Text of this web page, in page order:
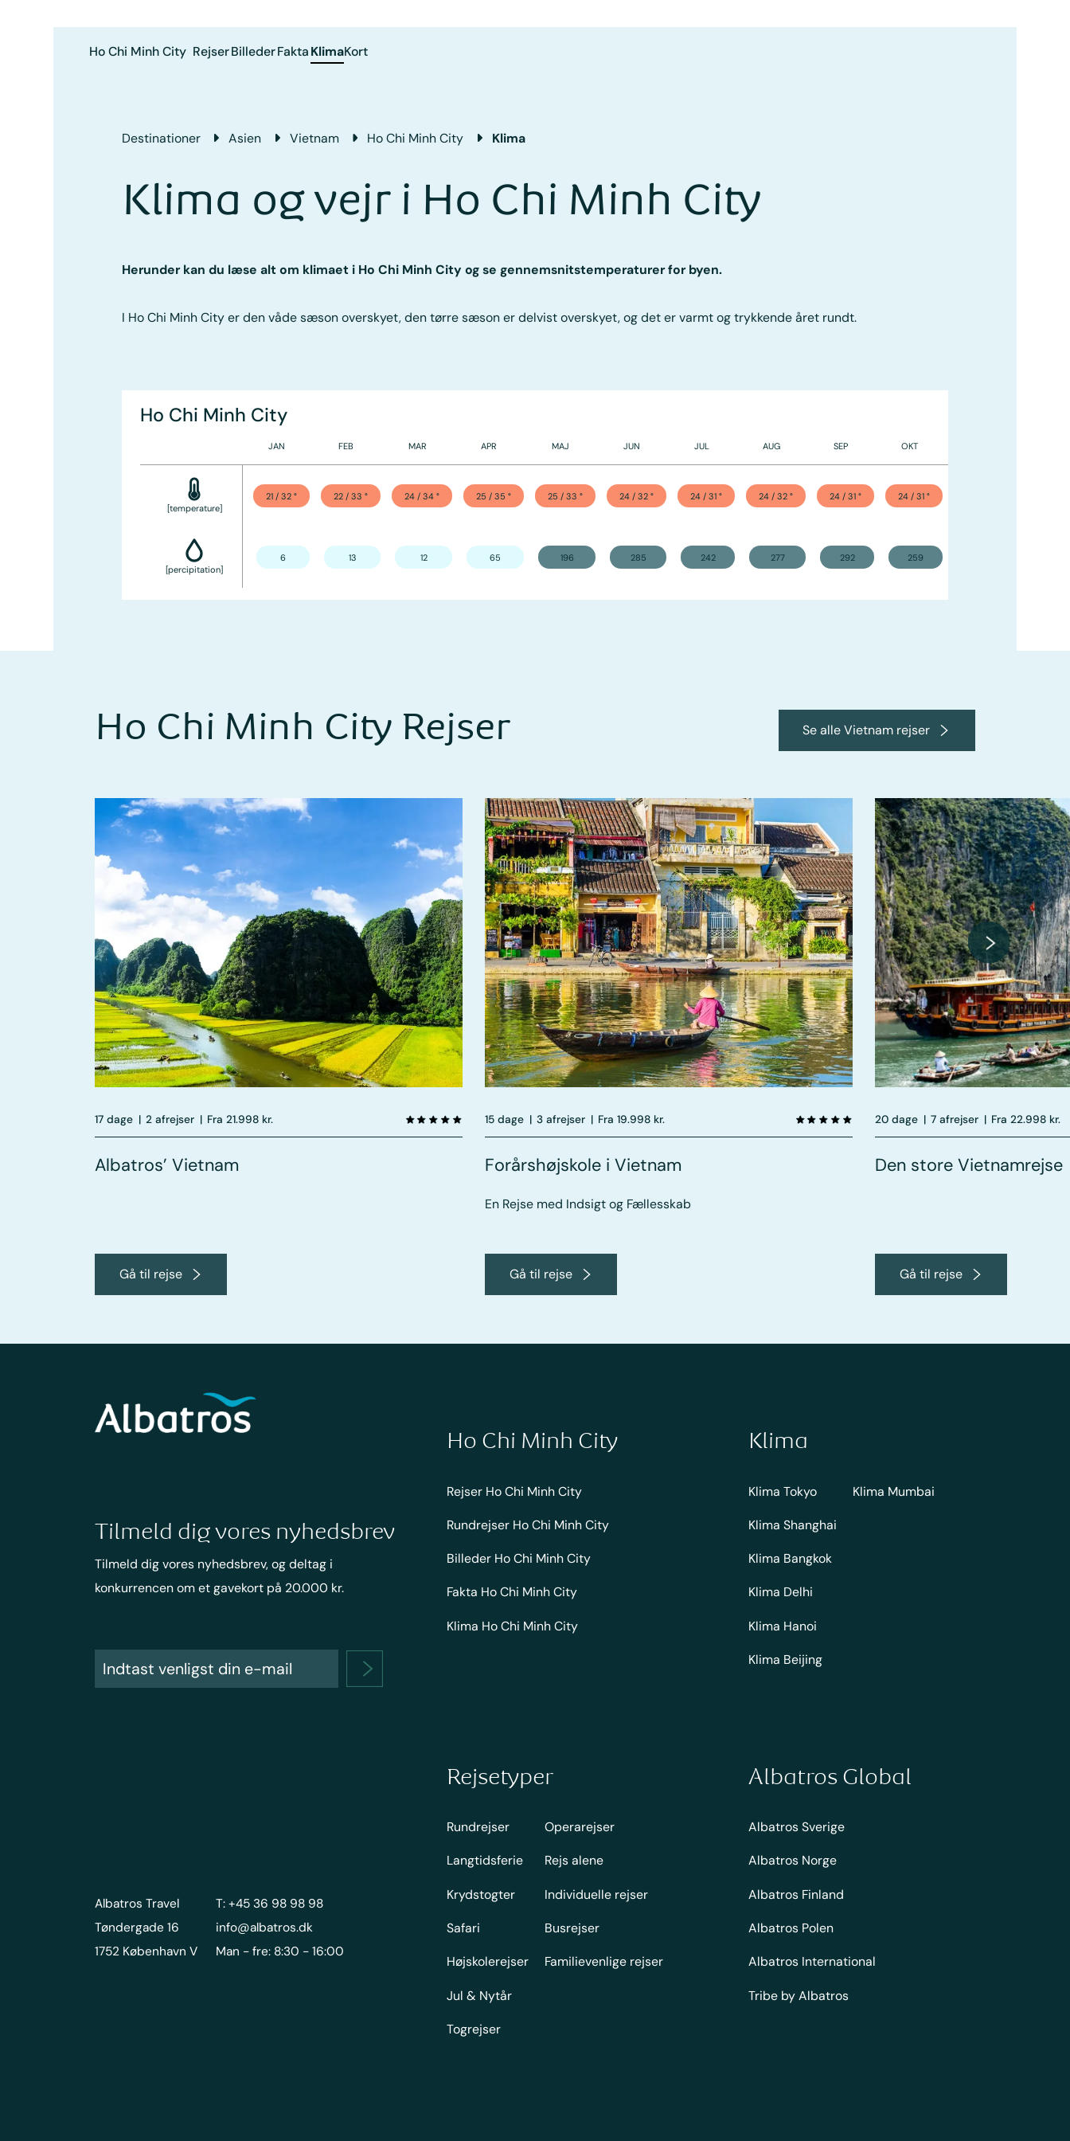
Ho Chi Minh City RejserBillederFaktaKlimaKort
Destinationer Asien Vietnam Ho Chi Minh City Klima
Klima og vejr i Ho Chi Minh City
Herunder kan du læse alt om klimaet i Ho Chi Minh City og se gennemsnitstemperaturer for byen.
I Ho Chi Minh City er den våde sæson overskyet, den tørre sæson er delvist overskyet, og det er varmt og trykkende året rundt.
Ho Chi Minh City
JAN FEB MAR APR MAJ JUN JUL AUG SEP OKT
[temperature]
21 / 32 ° 22 / 33 ° 24 / 34 ° 25 / 35 ° 25 / 33 ° 24 / 32 ° 24 / 31 ° 24 / 32 ° 24 / 31 ° 24 / 31 °
[percipitation]
6 13 12 65 196 285 242 277 292 259
Ho Chi Minh City Rejser Se alle Vietnam rejser
17 dage | 2 afrejser | Fra 21.998 kr.
Albatros’ Vietnam
Gå til rejse
15 dage | 3 afrejser | Fra 19.998 kr.
Forårshøjskole i Vietnam
En Rejse med Indsigt og Fællesskab
Gå til rejse
20 dage | 7 afrejser | Fra 22.998 kr.
Den store Vietnamrejse
Gå til rejse
Tilmeld dig vores nyhedsbrev
Tilmeld dig vores nyhedsbrev, og deltag i
konkurrencen om et gavekort på 20.000 kr.
Ho Chi Minh City
Rejser Ho Chi Minh City
Rundrejser Ho Chi Minh City
Billeder Ho Chi Minh City
Fakta Ho Chi Minh City
Klima Ho Chi Minh City
Klima
Klima Tokyo
Klima Shanghai
Klima Bangkok
Klima Delhi
Klima Hanoi
Klima Beijing
Klima Mumbai
Albatros Travel
Tøndergade 16
1752 København V
T: +45 36 98 98 98
info@albatros.dk
Man - fre: 8:30 - 16:00
Rejsetyper
Rundrejser
Langtidsferie
Krydstogter
Safari
Højskolerejser
Jul & Nytår
Togrejser
Operarejser
Rejs alene
Individuelle rejser
Busrejser
Familievenlige rejser
Albatros Global
Albatros Sverige
Albatros Norge
Albatros Finland
Albatros Polen
Albatros International
Tribe by Albatros